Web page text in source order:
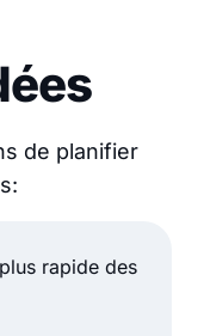
de planifier
rapide des